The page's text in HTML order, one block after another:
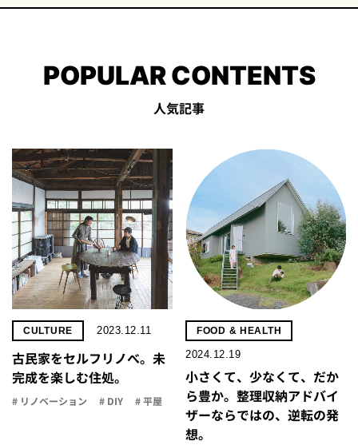
POPULAR CONTENTS
人気記事
CULTURE 2023.12.11
古民家をセルフリノべ。未
完成を楽しむ住処。
# リノベーション # DIY # 平屋
FOOD & HEALTH
2024.12.19
小さくて、少なくて、だか
ら豊か。整理収納アドバイ
ザーならではの、逆転の発
想。